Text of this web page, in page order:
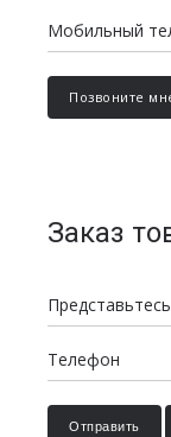
Заказ
Отправить